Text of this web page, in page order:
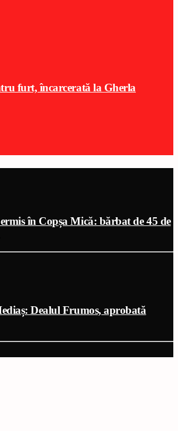
furt, încarcerată la Gherla
în Copșa Mică: bărbat de 45 de
Dealul Frumos, aprobată